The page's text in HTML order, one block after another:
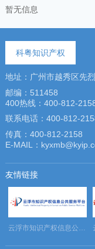
暂无信息
科粤知识产权
地址：广州市越秀区先
邮编：511458
400热线：400-812-
联系电话：400-812-
传真：400-812-2158
E-MAIL：
友情链接
云浮市知识产权信息公共服务平台